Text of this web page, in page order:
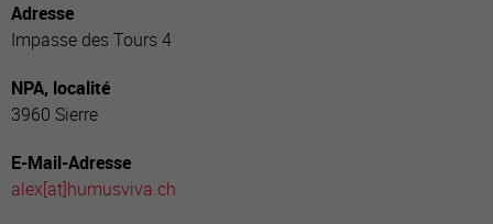
Adresse
Impasse des Tours 4
NPA, localité
3960 Sierre
E-Mail-Adresse
alex[at]humusviva.ch